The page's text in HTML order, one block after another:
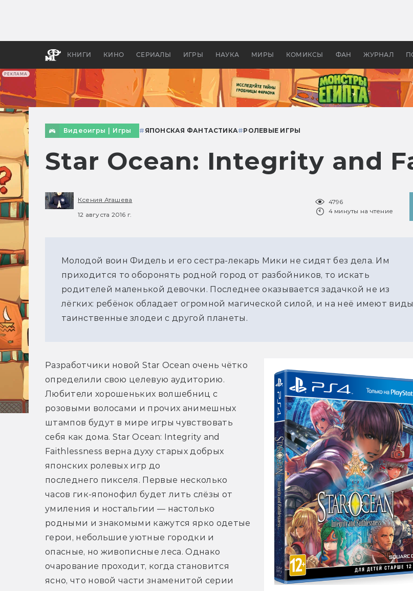
РЕКЛАМА
КНИГИ КИНО СЕРИАЛЫ ИГРЫ НАУКА МИРЫ КОМИКСЫ ФАН ЖУРНАЛ
апокалипсис, в России —
бы
Видеоигры Игры # ЯПОНСКАЯ ФАНТАСТИКА#РОЛЕВЫЕ ИГРЫ
Star Ocean: Integrity and
Ксения Аташева
12 августа 2016 г.
4796
4 минуты на чтение
Молодой воин Фидель и его сестра-лекарь Мики не сидят без дела. Им
приходится то оборонять родной город от разбойников, то искать
родителей маленькой девочки. Последнее оказывается задачкой не из
лёгких: ребёнок обладает огромной магической силой, и на неё имеют виды
таинственные злодеи с другой планеты.
Разработчики новой Star Ocean очень чётко
определили свою целевую аудиторию.
Любители хорошеньких волшебниц с
розовыми волосами и прочих анимешных
штампов будут в мире игры чувствовать
себя как дома. Star Ocean: Integrity and
Faithlessness верна духу старых добрых
японских ролевых игр до
последнего пикселя. Первые несколько
часов гик-японофил будет лить слёзы от
умиления и ностальгии — настолько
родными и знакомыми кажутся ярко одетые
герои, небольшие уютные городки и
опасные, но живописные леса. Однако
очарование проходит, когда становится
ясно, что новой части знаменитой серии